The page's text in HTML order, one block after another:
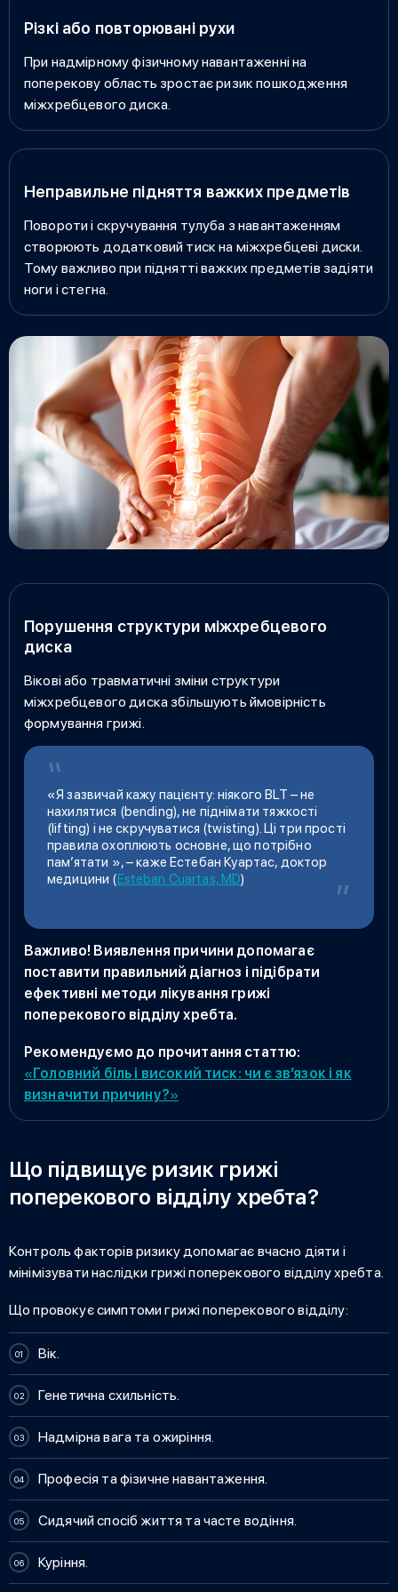
Різкі або повторювані рухи
При надмірному фізичному навантаженні на
поперекову область зростає ризик пошкодження
міжхребцевого диска.
Неправильне підняття важких предметів
Повороти і скручування тулуба з навантаженням
створюють додатковий тиск на міжхребцеві диски.
Тому важливо при піднятті важких предметів задіяти
ноги і стегна.
Порушення структури міжхребцевого
диска
Вікові або травматичні зміни структури
міжхребцевого диска збільшують ймовірність
формування грижі.
«Я зазвичай кажу пацієнту: ніякого BLT –не
нахилятися (bending), не піднімати тяжкості
(lifting) і не скручуватися (twisting). Ці три прості
правила охоплюють основне, що потрібно
пам’ятати »,–каже Естебан Куартас, доктор
медицини (Esteban Cuartas, MD)
Важливо! Виявлення причини допомагає
поставити правильний діагноз і підібрати
ефективні методи лікування грижі
поперекового відділу хребта.
Рекомендуємо до прочитання статтю:
« Головний біль і високий тиск: чи є зв’язок і як
визначити причину?»
Що підвищує ризик грижі
поперекового відділу хребта?
Контроль факторів ризику допомагає вчасно діяти і
мінімізуватинаслідки грижі поперекового відділу хребта.
Що провокуєсимптоми грижі поперекового відділу:
Вік.
Генетична схильність.
Надмірна вага та ожиріння.
Професія та фізичне навантаження.
Сидячий спосіб життя та часте водіння.
Куріння.